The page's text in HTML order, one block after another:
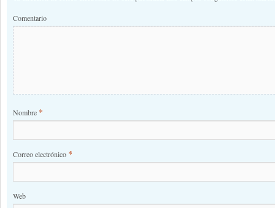
Comentario
Nombre *
Correo electrónico *
Web